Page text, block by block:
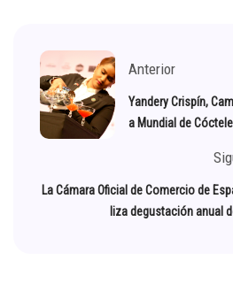
Anterior
Yandery Crispín,
a Mundial de
La Cámara Oficial de Comercio de
liza degustación anual